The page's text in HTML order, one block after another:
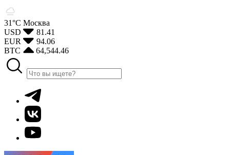
31°С Москва
USD
81.41
EUR
94.06
BTC
64,544.46